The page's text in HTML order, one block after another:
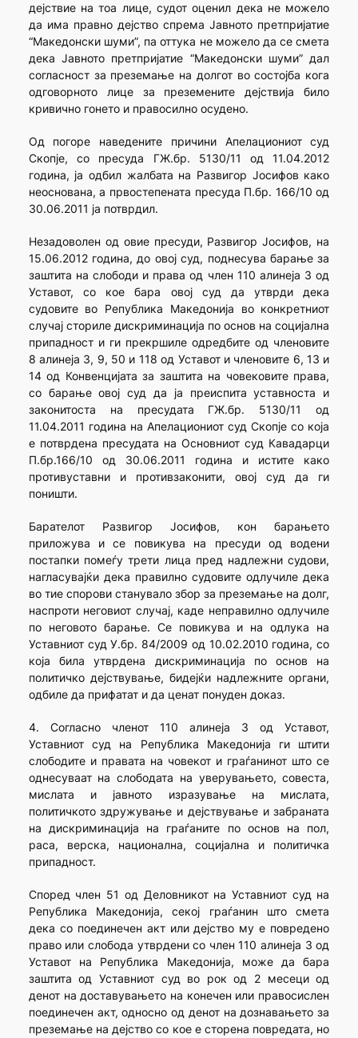
дејствие на тоа лице, судот оценил дека не можело
да има правно дејство спрема Јавното претпријатие
“Македонски шуми”, па оттука не можело да се смета
дека Јавното претпријатие “Македонски шуми” дал
согласност за преземање на долгот во состојба кога
одговорното лице за преземените дејствија било
кривично гонето и правосилно осудено.
Од погоре наведените причини Апелациониот суд
Скопје, со пресуда ГЖ.бр. 5130/11 од 11.04.2012
година, ја одбил жалбата на Развигор Јосифов како
неоснована, а првостепената пресуда П.бр. 166/10 од
30.06.2011 ја потврдил.
Незадоволен од овие пресуди, Развигор Јосифов, на
15.06.2012 година, до овој суд, поднесува барање за
заштита на слободи и права од член 110 алинеја 3 од
Уставот, со кое бара овој суд да утврди дека
судовите во Република Македонија во конкретниот
случај сториле дискриминација по основ на социјална
припадност и ги прекршиле одредбите од членовите
8 алинеја 3, 9, 50 и 118 од Уставот и членовите 6, 13 и
14 од Конвенцијата за заштита на човековите права,
со барање овој суд да ја преиспита уставноста и
законитоста на пресудата ГЖ.бр. 5130/11 од
11.04.2011 година на Апелациониот суд Скопје со која
е потврдена пресудата на Основниот суд Кавадарци
П.бр.166/10 од 30.06.2011 година и истите како
противуставни и противзаконити, овој суд да ги
поништи.
Барателот Развигор Јосифов, кон барањето
приложува и се повикува на пресуди од водени
постапки помеѓу трети лица пред надлежни судови,
нагласувајќи дека правилно судовите одлучиле дека
во тие спорови станувало збор за преземање на долг,
наспроти неговиот случај, каде неправилно одлучиле
по неговото барање. Се повикува и на одлука на
Уставниот суд У.бр. 84/2009 од 10.02.2010 година, со
која била утврдена дискриминација по основ на
политичко дејствување, бидејќи надлежните органи,
одбиле да прифатат и да ценат понуден доказ.
4. Согласно членот 110 алинеја 3 од Уставот,
Уставниот суд на Република Македонија ги штити
слободите и правата на човекот и граѓанинот што се
однесуваат на слободата на уверувањето, совеста,
мислата и јавното изразување на мислата,
политичкото здружување и дејствување и забраната
на дискриминација на граѓаните по основ на пол,
раса, верска, национална, социјална и политичка
припадност.
Според член 51 од Деловникот на Уставниот суд на
Република Македонија, секој граѓанин што смета
дека со поединечен акт или дејство му е повредено
право или слобода утврдени со член 110 алинеја 3 од
Уставот на Република Македонија, може да бара
заштита од Уставниот суд во рок од 2 месеци од
денот на доставувањето на конечен или правосислен
поединечен акт, односно од денот на дознавањето за
преземање на дејство со кое е сторена повредата, но